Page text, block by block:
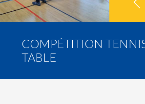
COMPÉTITION
TABLE